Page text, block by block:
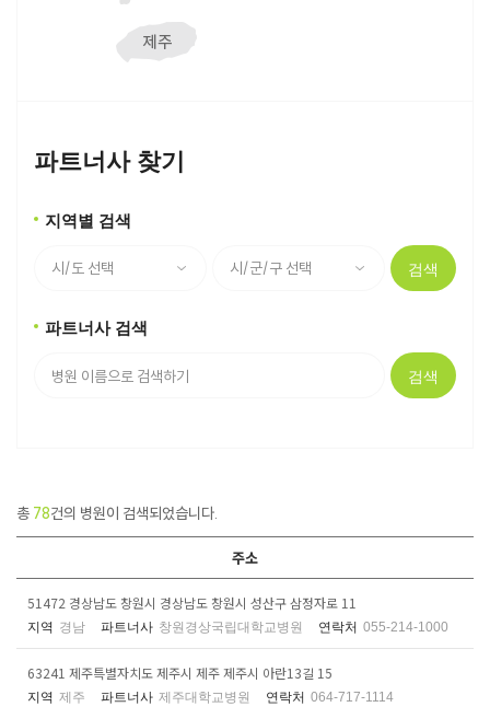
파트너사 찾기
지역별 검색
검색
파트너사 검색
검색
총 78건의 병원이 검색되었습니다.
주소
51472 경상남도 창원시 경상남도 창원시 성산구 삼정자로 11
지역 경남 파트너사 창원경상국립대학교병원 연락처 055-214-1000
63241 제주특별자치도 제주시 제주 제주시 아란13길 15
지역 제주 파트너사 제주대학교병원 연락처 064-717-1114